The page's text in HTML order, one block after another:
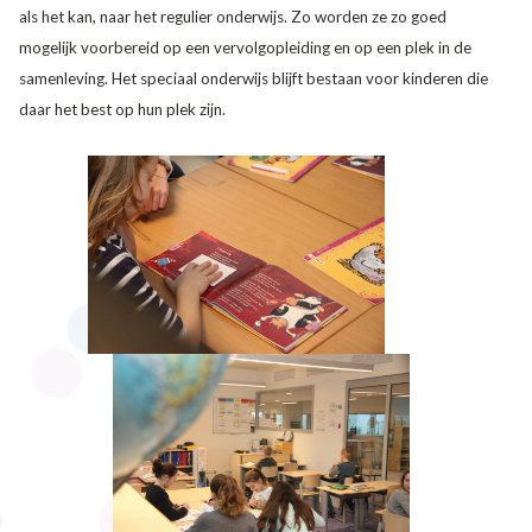
als het kan, naar het regulier onderwijs. Zo worden ze zo goed
mogelijk voorbereid op een vervolgopleiding en op een plek in de
samenleving. Het speciaal onderwijs blijft bestaan voor kinderen die
daar het best op hun plek zijn.